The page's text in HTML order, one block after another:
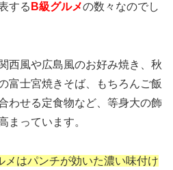
する B級グルメの数々なのでし
西風や広島風のお好み焼き、秋
富士宮焼きそば、もちろんご飯
わせる定食物など、等身大の飾
まっています。
メはパンチが効いた濃い味付け